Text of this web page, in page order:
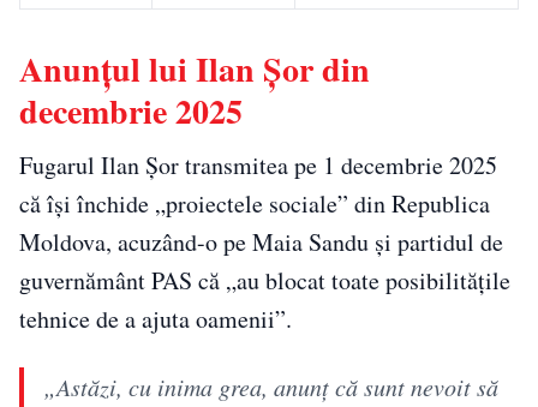
Anunțul lui Ilan Șor din
decembrie 2025
Fugarul Ilan Șor transmitea pe 1 decembrie 2025
că îşi închide „proiectele sociale” din Republica
Moldova, acuzând-o pe Maia Sandu şi partidul de
guvernământ PAS că „au blocat toate posibilităţile
tehnice de a ajuta oamenii”.
„Astăzi, cu inima grea, anunţ că sunt nevoit să